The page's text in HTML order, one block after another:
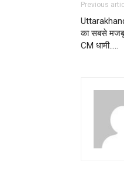
Previous
का सबसे
CM धामी…..